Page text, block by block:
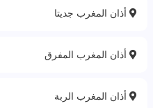
أذان المغرب جديتا
أذان المغرب المفرق
أذان المغرب الربة‎